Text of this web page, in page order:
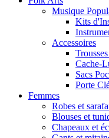
Musique
Kits
Accessoires
Cache-
Sacs
Porte
Femmes
Robes et
Blouses et
Chapeaux et